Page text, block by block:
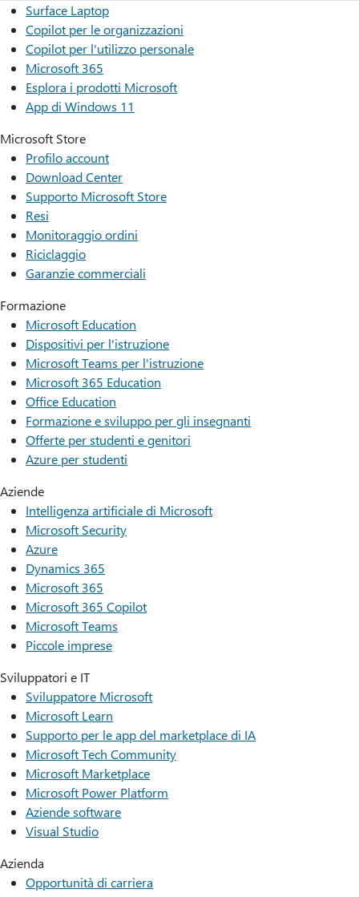
Surface Laptop
Copilot per le organizzazioni
Copilot per l'utilizzo personale
Microsoft 365
Esplora i prodotti Microsoft
App di Windows 11
Microsoft Store
Profilo account
Download Center
Supporto Microsoft Store
Resi
Monitoraggio ordini
Riciclaggio
Garanzie commerciali
Formazione
Microsoft Education
Dispositivi per l'istruzione
Microsoft Teams per l'istruzione
Microsoft 365 Education
Office Education
Formazione e sviluppo per gli insegnanti
Offerte per studenti e genitori
Azure per studenti
Aziende
Intelligenza artificiale di Microsoft
Microsoft Security
Azure
Dynamics 365
Microsoft 365
Microsoft 365 Copilot
Microsoft Teams
Piccole imprese
Sviluppatori e IT
Sviluppatore Microsoft
Microsoft Learn
Supporto per le app del marketplace di IA
Microsoft Tech Community
Microsoft Marketplace
Microsoft Power Platform
Aziende software
Visual Studio
Azienda
Opportunità di carriera